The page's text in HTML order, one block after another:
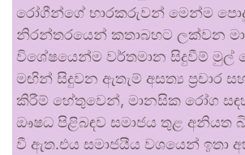
රෝගීන්ගේ භාරකරුවන් මෙන්ම පොදු
නිරන්තරයෙන් කතාබහට ලක්වන
විශේෂයෙන්ම වර්තමාන සිදුවීම් මුල්
මඟින් සිදුවන ඇතැම් අසත්‍ය ප්‍රචාර
කිරීම් හේතුවෙන්, මානසික රෝග
ඖෂධ පිළිබඳව සමාජය තුළ අනියත
වී ඇත.එය සමාජයීය වශයෙන් ඉතා